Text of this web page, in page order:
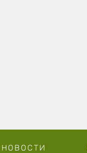
НОВОСТИ